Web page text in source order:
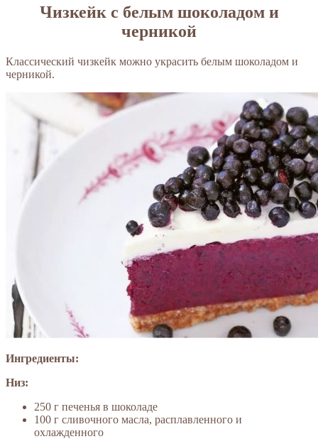
Чизкейк с белым шоколадом и
черникой
Классический чизкейк можно украсить белым шоколадом и
черникой.
Ингредиенты:
Низ:
250 г печенья в шоколаде
100 г сливочного масла, расплавленного и
охлажденного